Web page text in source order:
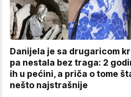
Danijela je sa drugaricom
pa nestala bez traga: 2
ih u pećini, a priča o tome
nešto najstrašnije